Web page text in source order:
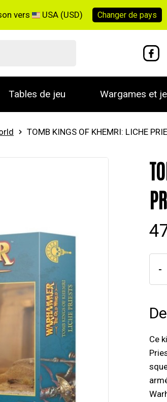
vers USA (USD) Changer depays
Tables de jeu Wargames et
TOMB KINGS OF KHEMRI: LICHE
-
Ce